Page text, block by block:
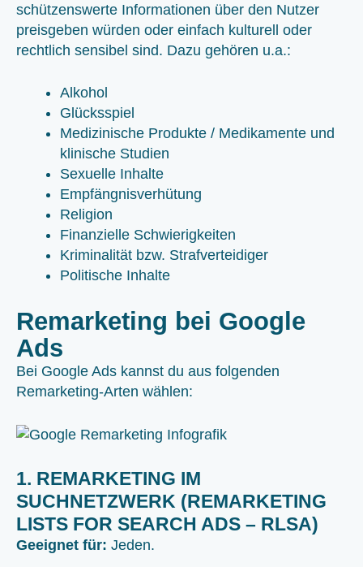
schützenswerte Informationen über den Nutzer
preisgeben würden oder einfach kulturell oder
rechtlich sensibel sind. Dazu gehören u.a.:
Alkohol
Glücksspiel
Medizinische Produkte / Medikamente und
klinische Studien
Sexuelle Inhalte
Empfängnisverhütung
Religion
Finanzielle Schwierigkeiten
Kriminalität bzw. Strafverteidiger
Politische Inhalte
Remarketing bei Google
Ads
Bei Google Ads kannst du aus folgenden
Remarketing-Arten wählen:
1. REMARKETING IM
SUCHNETZWERK (REMARKETING
LISTS FOR SEARCH ADS – RLSA)
Geeignet für: Jeden.